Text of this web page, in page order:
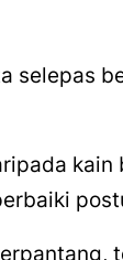
selepas